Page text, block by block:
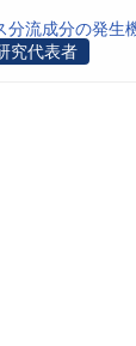
分流成分の発生
究代表者